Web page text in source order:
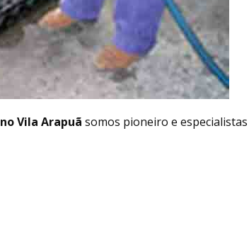
no Vila Arapuã somos pioneiro e